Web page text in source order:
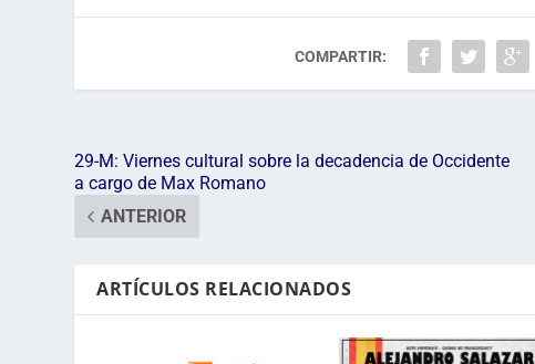
COMPARTIR:
29-M: Viernes cultural sobre la decadencia de Occidente
a cargo de Max Romano
ANTERIOR
ARTÍCULOS RELACIONADOS